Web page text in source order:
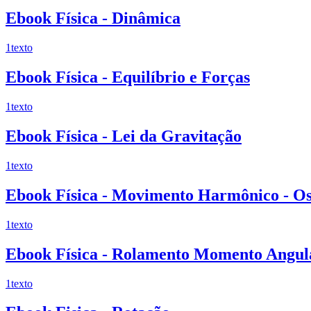
Ebook Física - Dinâmica
1texto
Ebook Física - Equilíbrio e Forças
1texto
Ebook Física - Lei da Gravitação
1texto
Ebook Física - Movimento Harmônico -
1texto
Ebook Física - Rolamento Momento
1texto